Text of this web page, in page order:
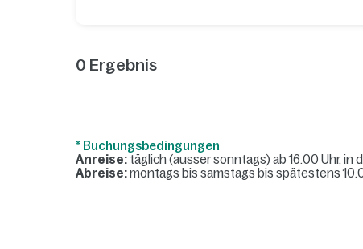
0 Ergebnis
* Buchungsbedingungen
Anreise: täglich (ausser sonntags) ab 16.00 Uhr, in
Abreise:montags bis samstags bis spätestens